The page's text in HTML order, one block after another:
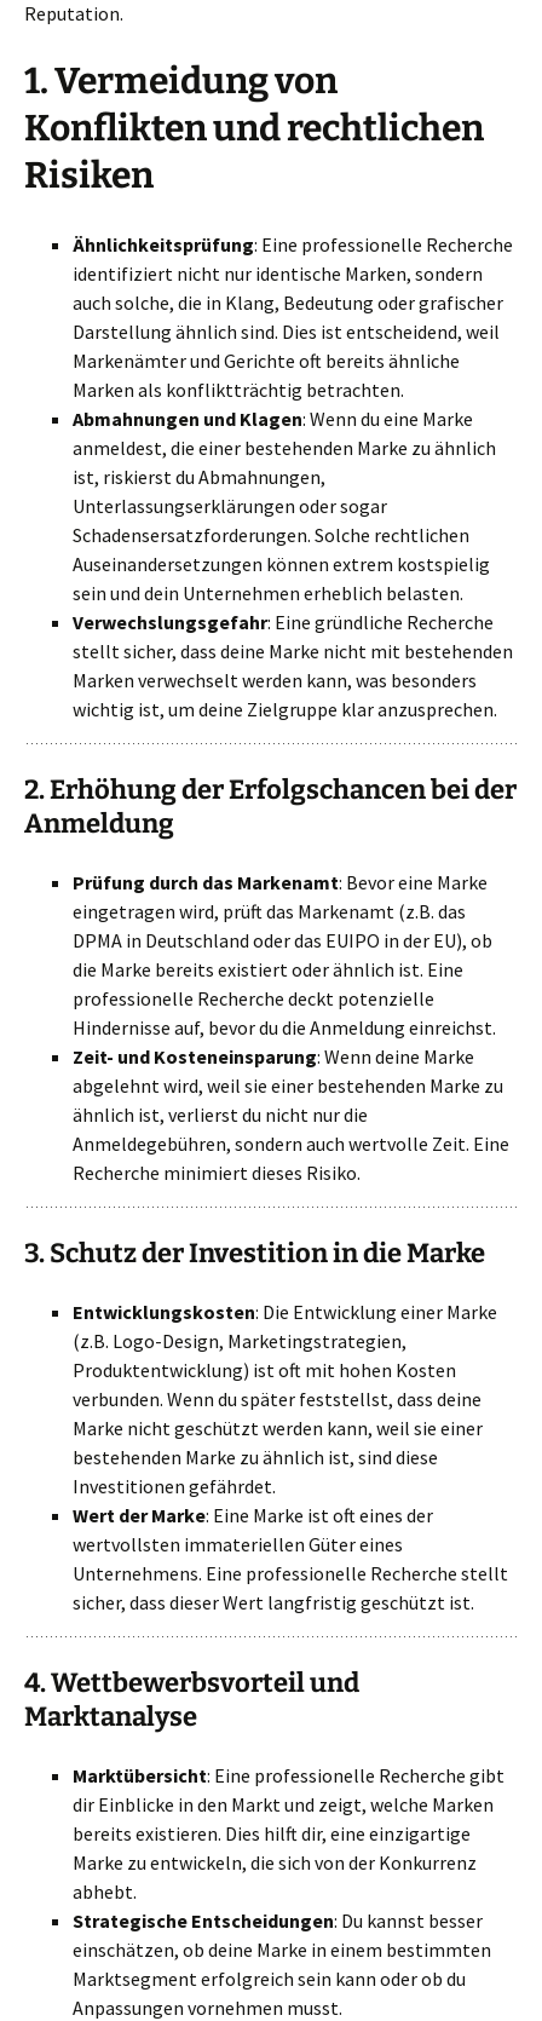
Reputation.
1.Vermeidung von
Konflikten und rechtlichen
Risiken
Ähnlichkeitsprüfung: Eine professionelle Recherche
identifiziert nicht nur identische Marken, sondern
auch solche, die in Klang, Bedeutung oder grafischer
Darstellung ähnlich sind. Dies ist entscheidend, weil
Markenämter und Gerichte oft bereits ähnliche
Marken als konfliktträchtig betrachten.
Abmahnungen und Klagen: Wenn du eine Marke
anmeldest, die einer bestehenden Marke zu ähnlich
ist, riskierst du Abmahnungen,
Unterlassungserklärungen oder sogar
Schadensersatzforderungen. Solche rechtlichen
Auseinandersetzungen können extrem kostspielig
sein und dein Unternehmen erheblich belasten.
Verwechslungsgefahr: Eine gründliche Recherche
stellt sicher, dass deine Marke nicht mit bestehenden
Marken verwechselt werden kann, was besonders
wichtig ist, um deine Zielgruppe klar anzusprechen.
2.Erhöhung der Erfolgschancen bei der
Anmeldung
Prüfung durch das Markenamt: Bevor eine Marke
eingetragen wird, prüft das Markenamt (z.B. das
DPMA in Deutschland oder das EUIPO in der EU), ob
die Marke bereits existiert oder ähnlich ist. Eine
professionelle Recherche deckt potenzielle
Hindernisse auf, bevor du die Anmeldung einreichst.
Zeit- und Kosteneinsparung: Wenn deine Marke
abgelehnt wird, weil sie einer bestehenden Marke zu
ähnlich ist, verlierst du nicht nur die
Anmeldegebühren, sondern auch wertvolle Zeit. Eine
Recherche minimiert dieses Risiko.
3.Schutz der Investition in die Marke
Entwicklungskosten: Die Entwicklung einer Marke
(z.B. Logo-Design, Marketingstrategien,
Produktentwicklung) ist oft mit hohen Kosten
verbunden. Wenn du später feststellst, dass deine
Marke nicht geschützt werden kann, weil sie einer
bestehenden Marke zu ähnlich ist, sind diese
Investitionen gefährdet.
Wert der Marke: Eine Marke ist oft eines der
wertvollsten immateriellen Güter eines
Unternehmens. Eine professionelle Recherche stellt
sicher, dass dieser Wert langfristig geschützt ist.
4.Wettbewerbsvorteil und
Marktanalyse
Marktübersicht: Eine professionelle Recherche gibt
dir Einblicke in den Markt und zeigt, welche Marken
bereits existieren. Dies hilft dir, eine einzigartige
Marke zu entwickeln, die sich von der Konkurrenz
abhebt.
Strategische Entscheidungen: Du kannst besser
einschätzen, ob deine Marke in einem bestimmten
Marktsegment erfolgreich sein kann oder ob du
Anpassungen vornehmen musst.